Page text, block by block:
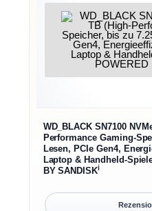
WD_BLACK SN7100
Performance Gaming-
Lesen, PCIe Gen4,
Laptop & Handheld-
BY SANDISKℹ︎